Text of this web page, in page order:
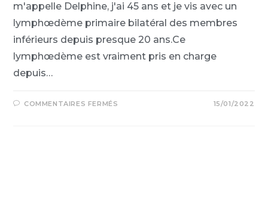
m'appelle Delphine, j'ai 45 ans et je vis avec un
lymphœdème primaire bilatéral des membres
inférieurs depuis presque 20 ans.Ce
lymphœdème est vraiment pris en charge
depuis…
COMMENTAIRES FERMÉS 15/01/2022